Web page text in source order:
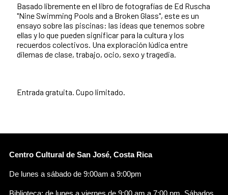
Basado libremente en el libro de fotografías de Ed Ruscha
"Nine Swimming Pools and a Broken Glass", este es un
ensayo sobre las piscinas: las ideas que tenemos sobre
ellas y lo que pueden significar para la cultura y los
recuerdos colectivos. Una exploración lúdica entre
dilemas de clase, trabajo, ocio, sexo y tragedia.
Entrada gratuita. Cupo limitado.
Centro Cultural de San José, Costa Rica
De lunes a sábado de 9:00am a 9:00pm
Biblioteca: de lunes a viernes de 9:00 am a 7:00 pm. Sábados